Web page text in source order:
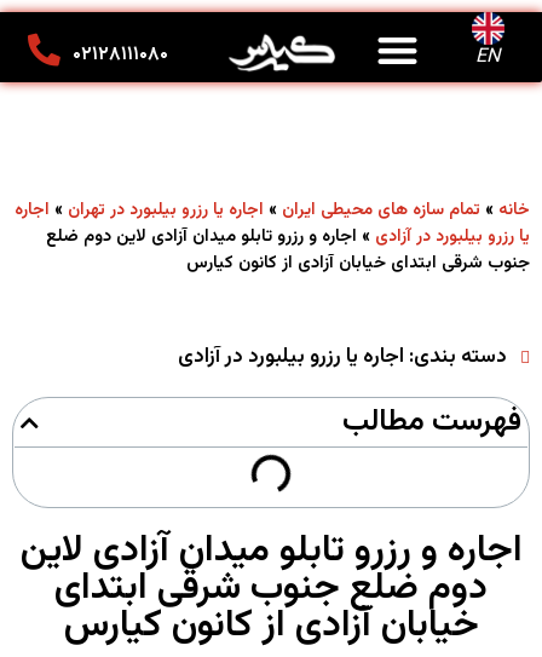
EN ۰۲۱۲۸۱۱۱۰۸۰
خانه » تمام سازه های محیطی ایران » اجاره یا رزرو بیلبورد در تهران » اجاره
یا رزرو بیلبورد در آزادی » اجاره و رزرو تابلو میدان آزادی لاین دوم ضلع
جنوب شرقی ابتدای خیابان آزادی از کانون کیارس
دسته بندی: اجاره یا رزرو بیلبورد در آزادی
فهرست مطالب
اجاره و رزرو تابلو میدان آزادی لاین
دوم ضلع جنوب شرقی ابتدای
خیابان آزادی از کانون کیارس